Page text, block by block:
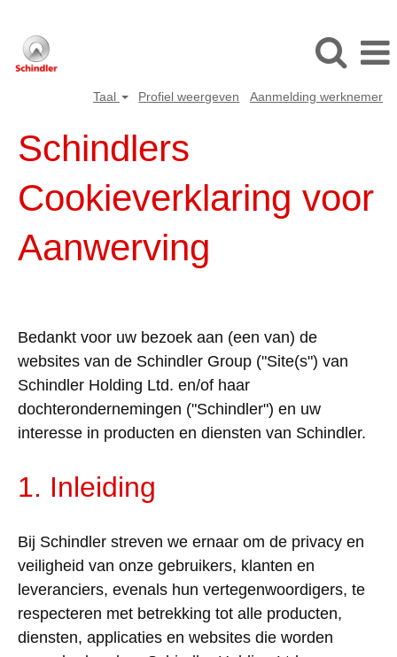
Taal Profiel weergeven Aanmelding werknemer
Schindlers
Cookieverklaring voor
Aanwerving
Bedankt voor uw bezoek aan (een van) de
websites van de Schindler Group ("Site(s") van
Schindler Holding Ltd. en/of haar
dochterondernemingen ("Schindler") en uw
interesse in producten en diensten van Schindler.
1. Inleiding
Bij Schindler streven we ernaar om de privacy en
veiligheid van onze gebruikers, klanten en
leveranciers, evenals hun vertegenwoordigers, te
respecteren met betrekking tot alle producten,
diensten, applicaties en websites die worden